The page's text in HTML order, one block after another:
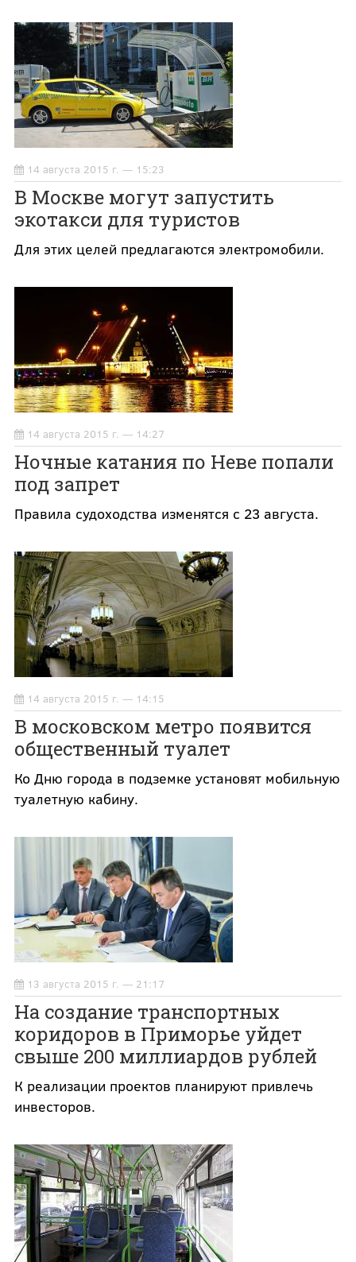
14 августа 2015 г. — 15:23
В Москве могут запустить
экотакси для туристов
Для этих целей предлагаются электромобили.
14 августа 2015 г. — 14:27
Ночные катания по Неве попали
под запрет
Правила судоходства изменятся с 23 августа.
14 августа 2015 г. — 14:15
В московском метро появится
общественный туалет
Ко Дню города в подземке установят мобильную
туалетную кабину.
13 августа 2015 г. — 21:17
На создание транспортных
коридоров в Приморье уйдет
свыше 200 миллиардов рублей
К реализации проектов планируют привлечь
инвесторов.